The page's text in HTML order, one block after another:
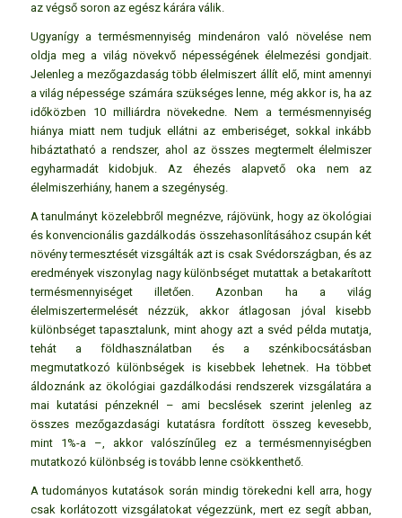
az végső soron az egész kárára válik.
Ugyanígy a termésmennyiség mindenáron való növelése nem
oldja meg a világ növekvő népességének élelmezési gondjait.
Jelenleg a mezőgazdaság több élelmiszert állít elő, mint amennyi
a világ népessége számára szükséges lenne, még akkor is, ha az
időközben 10 milliárdra növekedne. Nem a termésmennyiség
hiánya miatt nem tudjuk ellátni az emberiséget, sokkal inkább
hibáztatható a rendszer, ahol az összes megtermelt élelmiszer
egyharmadát kidobjuk. Az éhezés alapvető oka nem az
élelmiszerhiány, hanem a szegénység.
A tanulmányt közelebbről megnézve, rájövünk, hogy az ökológiai
és konvencionális gazdálkodás összehasonlításához csupán két
növény termesztését vizsgálták azt is csak Svédországban, és az
eredmények viszonylag nagy különbséget mutattak a betakarított
termésmennyiséget illetően. Azonban ha a világ
élelmiszertermelését nézzük, akkor átlagosan jóval kisebb
különbséget tapasztalunk, mint ahogy azt a svéd példa mutatja,
tehát a földhasználatban és a szénkibocsátásban
megmutatkozó különbségek is kisebbek lehetnek. Ha többet
áldoznánk az ökológiai gazdálkodási rendszerek vizsgálatára a
mai kutatási pénzeknél – ami becslések szerint jelenleg az
összes mezőgazdasági kutatásra fordított összeg kevesebb,
mint 1%-a –, akkor valószínűleg ez a termésmennyiségben
mutatkozó különbség is tovább lenne csökkenthető.
A tudományos kutatások során mindig törekedni kell arra, hogy
csak korlátozott vizsgálatokat végezzünk, mert ez segít abban,